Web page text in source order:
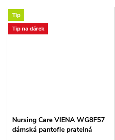
Tip
Tip na dárek
Nursing Care VIENA WG8F57
dámská pantofle pratelná